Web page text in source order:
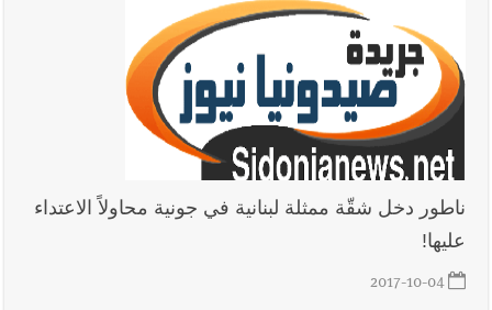
ناطور دخل شقّة ممثلة لبنانية في جونية محاولاً الاعتداء
عليها!
2017-10-04